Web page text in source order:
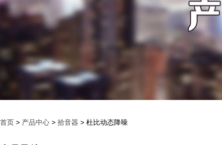
首页 > 产品中心 > 拾音器 > 杜比动态降噪